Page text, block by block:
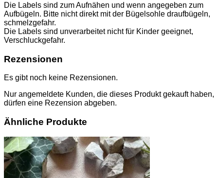
Die Labels sind zum Aufnähen und wenn angegeben zum
Aufbügeln. Bitte nicht direkt mit der Bügelsohle draufbügeln,
schmelzgefahr.
Die Labels sind unverarbeitet nicht für Kinder geeignet,
Verschluckgefahr.
Rezensionen
Es gibt noch keine Rezensionen.
Nur angemeldete Kunden, die dieses Produkt gekauft haben,
dürfen eine Rezension abgeben.
Ähnliche Produkte